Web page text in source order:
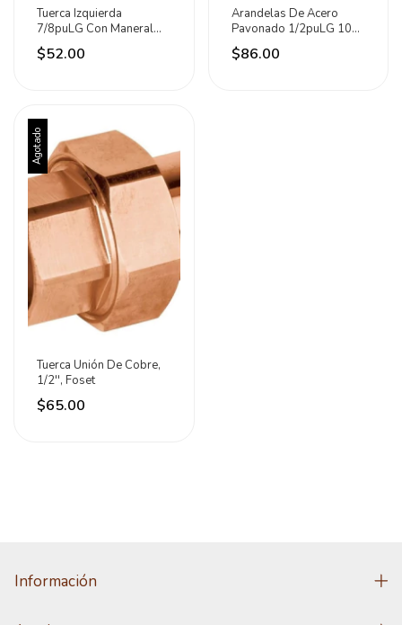
Tuerca Izquierda
7/8puLG Con Maneral
Plástico Cnx
$52.00
Arandelas De Acero
Pavonado 1/2puLG 100
Piezas Marca Fiero
$86.00
Agotado
Tuerca Unión De Cobre,
1/2'', Foset
$65.00
Información